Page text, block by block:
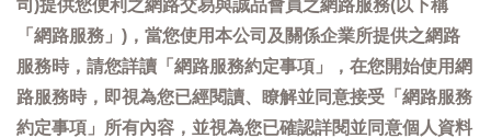
司)提供您便利之網路交易與誠品會員之網路服務(以下稱
「網路服務」)，當您使用本公司及關係企業所提供之網路
服務時，請您詳讀「網路服務約定事項」，在您開始使用網
路服務時，即視為您已經閱讀、瞭解並同意接受「網路服務
約定事項」所有內容，並視為您已確認詳閱並同意個人資料